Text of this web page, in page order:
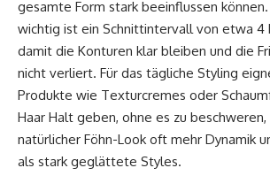
gesamte Form stark beeinflussen
wichtig ist ein Schnittintervall von etwa 4
damit die Konturen klar bleiben und die
nicht verliert. Für das tägliche Styling
Produkte wie Texturcremes oder
Haar Halt geben, ohne es zu
natürlicher Föhn-Look oft mehr Dynamik
als stark geglättete Styles.